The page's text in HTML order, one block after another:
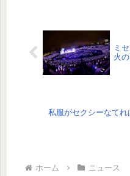
ミ
火
私服がセクシーなてれ
ホーム ニュース